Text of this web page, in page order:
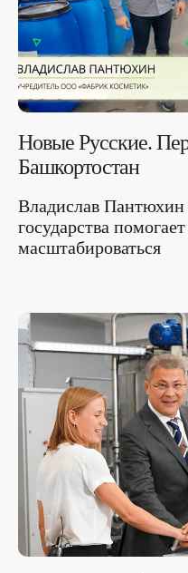
Новые Русские.
Башкортостан
Владислав Пантюхин
государства
масштабироваться